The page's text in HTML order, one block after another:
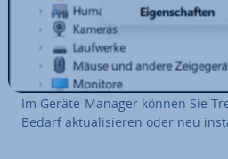
Im Geräte-Manager können Sie
Bedarf ak­tua­li­sie­ren oder neu